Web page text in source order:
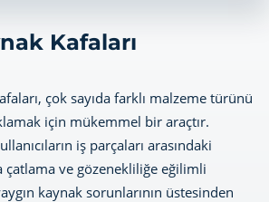
Kafaları
çok sayıda farklı malzeme türünü
için mükemmel bir araçtır.
iş parçaları arasındaki
çatlama ve gözenekliliğe eğilimli
kaynak sorunlarının üstesinden